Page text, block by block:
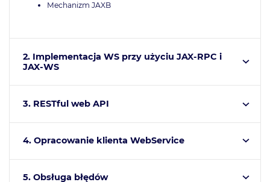
Mechanizm JAXB
2. Implementacja WS przy użyciu JAX-RPC i
JAX-WS
3. RESTful web API
4. Opracowanie klienta WebService
5. Obsługa błędów